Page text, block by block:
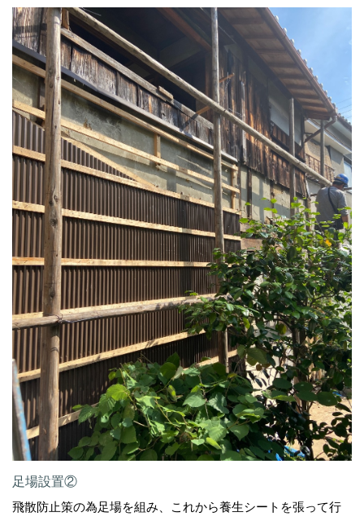
足場設置②
飛散防止策の為足場を組み、これから養生シートを張って行